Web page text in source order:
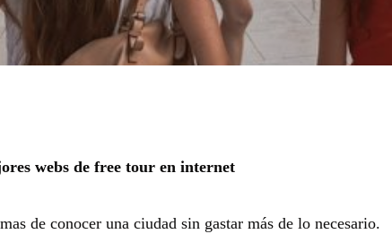
webs de free tour en internet
de conocer una ciudad sin gastar más de lo necesario.